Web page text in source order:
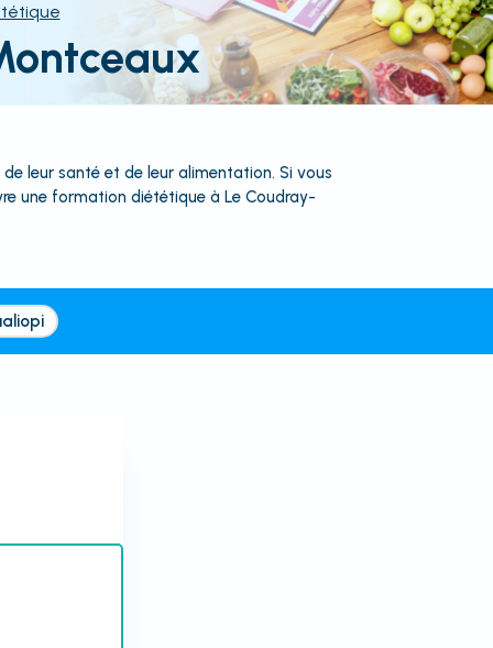
leur santé et de leur alimentation. Si vous
une formation diététique à Le Coudray-